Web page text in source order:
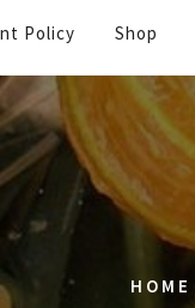
Policy Shop
HOME